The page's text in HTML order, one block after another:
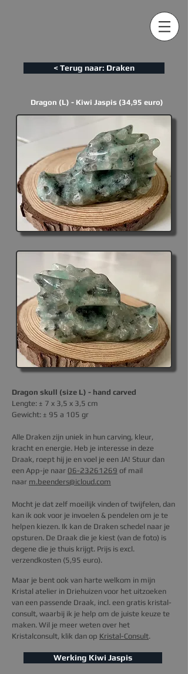
< Terug naar: Draken
Dragon (L) - Kiwi Jaspis (34,95 euro)
Dragon skull (size L) - hand carved
Lengte: ± 7 x 3,5 x 3,5 cm
Gewicht: ± 95 a 105 gr
Alle Draken zijn uniek in hun carving, kleur,
kracht en energie. Heb je interesse in deze
Draak, roept hij je en voel je een JA! Stuur dan
een App-je naar 06-23261269 of mail
naar m.beenders@icloud.com
Mocht je dat zelf moeilijk vinden of twijfelen, dan
kan ik ook voor je invoelen & pendelen om je te
helpen kiezen. Ik kan de Draken schedel naar je
opsturen. De Draak die je kiest (van de foto) is
degene die je thuis krijgt. Prijs is excl.
verzendkosten (5,95 euro).
Maar je bent ook van harte welkom in mijn
Kristal atelier in Driehuizen voor het uitzoeken
van een passende Draak, incl. een gratis kristal-
consult, waarbij ik je help om de juiste keuze te
maken. Wil je meer weten over het
Kristalconsult, klik dan op Kristal-Consult.
Werking Kiwi Jaspis